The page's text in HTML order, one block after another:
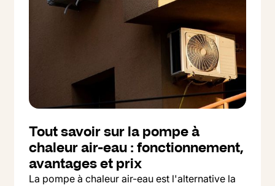
Tout savoir sur la pompe à
chaleur air-eau : fonctionnement,
avantages et prix
La pompe à chaleur air-eau est l'alternative la